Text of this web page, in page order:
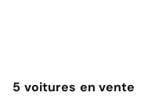
5 voitures en vente